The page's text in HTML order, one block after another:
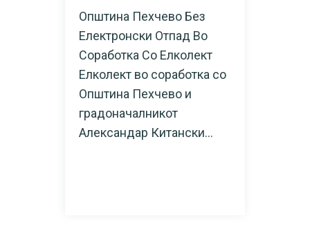
Општина Пехчево Без
Електронски Отпад Во
Соработка Со Елколект
Елколект во соработка со
Општина Пехчево и
градоначалникот
Александар Китански...